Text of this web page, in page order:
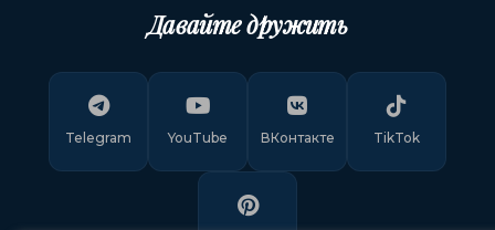
Давайте дружить
Telegram YouTube ВКонтакте TikTok